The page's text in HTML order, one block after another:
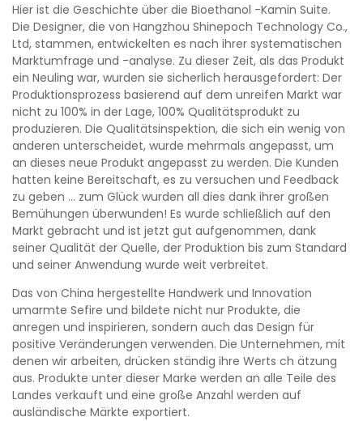
Hier ist die Geschichte über die Bioethanol -Kamin Suite.
Die Designer, die von Hangzhou Shinepoch Technology Co.,
Ltd, stammen, entwickelten es nach ihrer systematischen
Marktumfrage und -analyse. Zu dieser Zeit, als das Produkt
ein Neuling war, wurden sie sicherlich herausgefordert: Der
Produktionsprozess basierend auf dem unreifen Markt war
nicht zu 100% in der Lage, 100% Qualitätsprodukt zu
produzieren. Die Qualitätsinspektion, die sich ein wenig von
anderen unterscheidet, wurde mehrmals angepasst, um
an dieses neue Produkt angepasst zu werden. Die Kunden
hatten keine Bereitschaft, es zu versuchen und Feedback
zu geben ... zum Glück wurden all dies dank ihrer großen
Bemühungen überwunden! Es wurde schließlich auf den
Markt gebracht und ist jetzt gut aufgenommen, dank
seiner Qualität der Quelle, der Produktion bis zum Standard
und seiner Anwendung wurde weit verbreitet.
Das von China hergestellte Handwerk und Innovation
umarmte Sefire und bildete nicht nur Produkte, die
anregen und inspirieren, sondern auch das Design für
positive Veränderungen verwenden. Die Unternehmen, mit
denen wir arbeiten, drücken ständig ihre Werts ch ätzung
aus. Produkte unter dieser Marke werden an alle Teile des
Landes verkauft und eine große Anzahl werden auf
ausländische Märkte exportiert.